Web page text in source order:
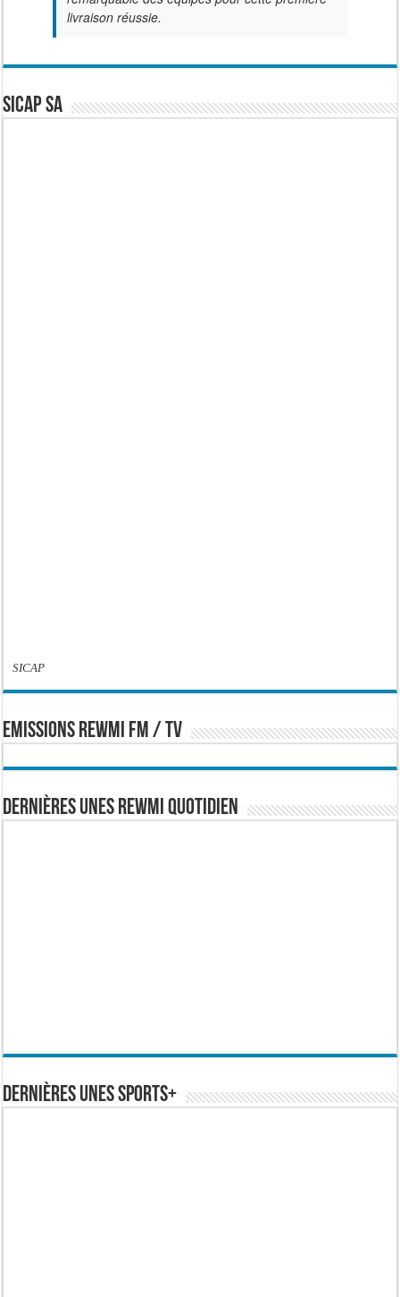
livraison réussie.
SICAP SA
SICAP
EMISSIONS REWMI FM / TV
Dernières Unes Rewmi Quotidien
Dernières Unes Sports+